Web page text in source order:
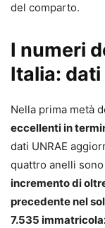
del comparto.
I numeri
Italia:
Nella prima metà
eccellenti in
dati UNRAE
quattro anelli
incremento di
precedente nel
7.535